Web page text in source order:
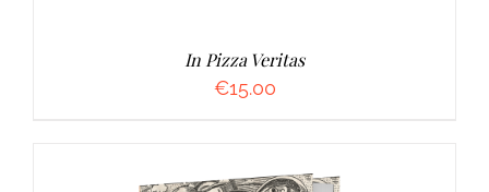
In Pizza Veritas
€15.00